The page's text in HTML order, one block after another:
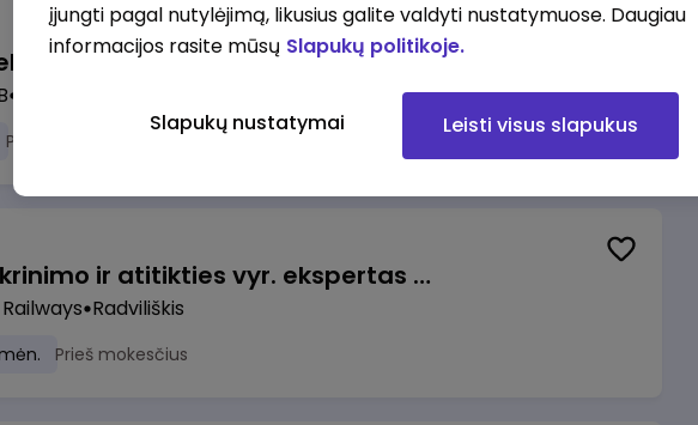
Talent Development Project Manager (fixed term - 1.5 years)
Prieš mokesčius
Veiklos užtikrinimo ir atitikties vyr. ekspertas (-ė) (Radviliškis) (Radviliškis, LT)
Radviliškis
Prieš mokesčius
įjungti pagal nutylėjimą, likusius galite valdyti nustatymuose. Daugiau
informacijos rasite mūsų Slapukų politikoje.
Slapukų nustatymai Leisti visus slapukus